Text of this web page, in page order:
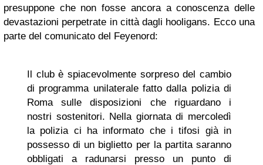
presuppone che non fosse ancora a conoscenza delle
devastazioni perpetrate in città dagli hooligans. Ecco una
parte del comunicato del Feyenord:
Il club è spiacevolmente sorpreso del cambio
di programma unilaterale fatto dalla polizia di
Roma sulle disposizioni che riguardano i
nostri sostenitori. Nella giornata di mercoledì
la polizia ci ha informato che i tifosi già in
possesso di un biglietto per la partita saranno
obbligati a radunarsi presso un punto di